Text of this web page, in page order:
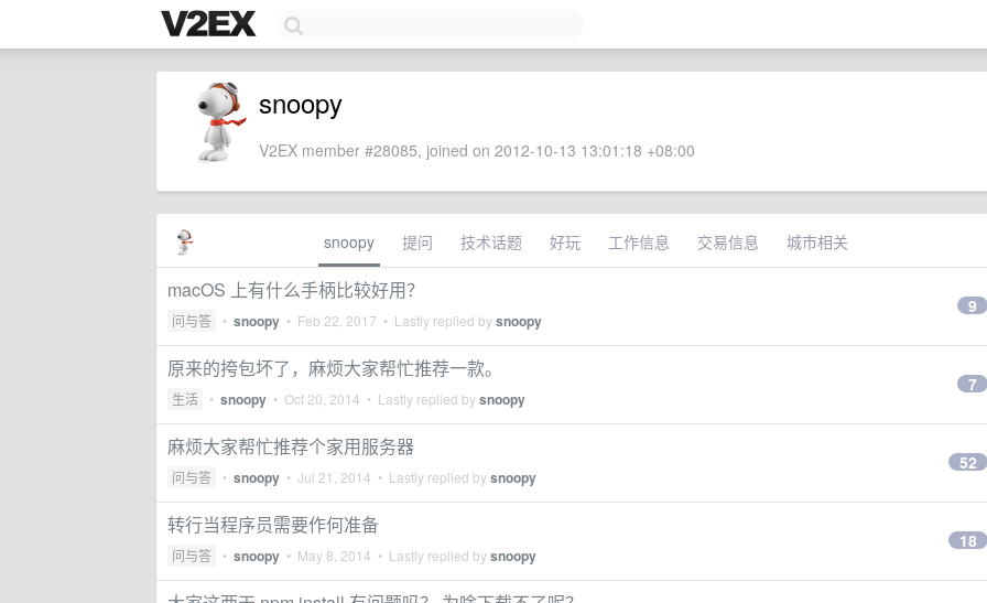
snoopy
V2EX member #28085, joined on 2012-10-13 13:01:18 +08:00
snoopy 提问 技术话题 好玩 工作信息 交易信息 城市相关
macOS 上有什么手柄比较好用？
问与答 • snoopy • Feb 22, 2017 • Lastly replied bysnoopy
9
原来的挎包坏了，麻烦大家帮忙推荐一款。
生活 • snoopy • Oct 20, 2014 • Lastly replied bysnoopy
7
麻烦大家帮忙推荐个家用服务器
问与答 • snoopy • Jul 21, 2014 • Lastly replied bysnoopy
52
转行当程序员需要作何准备
问与答 • snoopy • May 8, 2014 • Lastly replied bysnoopy
18